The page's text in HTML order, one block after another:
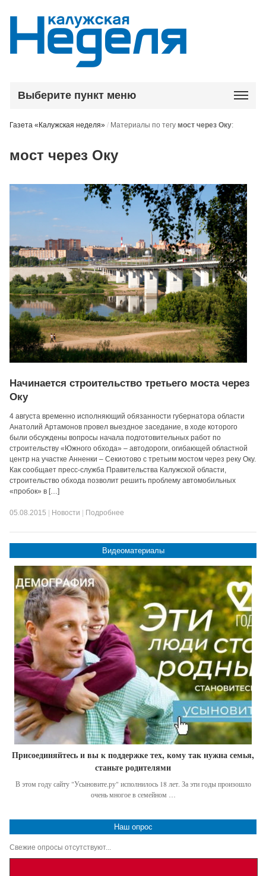
Выберите пункт меню
Газета «Калужская неделя» / Материалы по тегумост через Оку:
мост через Оку
Начинается строительство третьего моста через
Оку
4 августа временно исполняющий обязанности губернатора области
Анатолий Артамонов провел выездное заседание, в ходе которого
были обсуждены вопросы начала подготовительных работ по
строительству «Южного обхода» – автодороги, огибающей областной
центр на участке Анненки – Секиотово с третьим мостом через реку Оку.
Как сообщает пресс-служба Правительства Калужской области,
строительство обхода позволит решить проблему автомобильных
«пробок» в […]
05.08.2015 Новости Подробнее
Видеоматериалы
Присоединяйтесь и вы к поддержке тех, кому так нужна семья,
станьте родителями
В этом году сайту "Усыновите.ру" исполнилось 18 лет. За эти годы произошло
очень многое в семейном …
Наш опрос
Свежие опросы отсутствуют...